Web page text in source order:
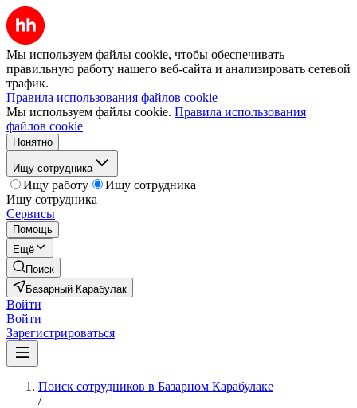
Мы используем файлы cookie, чтобы обеспечивать
правильную работу нашего веб-сайта и анализировать сетевой
трафик.
Правила использования файлов cookie
Мы используем файлы cookie. Правила использования
файлов cookie
Понятно
Ищу сотрудника
Ищу работу
Ищу сотрудника
Ищу сотрудника
Сервисы
Помощь
Ещё
Поиск
Базарный Карабулак
Войти
Войти
Зарегистрироваться
Поиск сотрудников в Базарном Карабулаке
/